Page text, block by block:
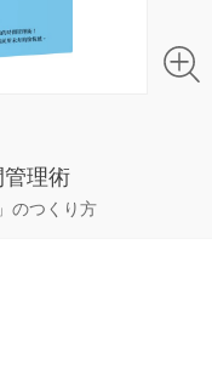
理術
のつくり方